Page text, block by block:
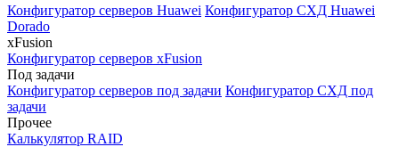
Конфигуратор серверов Huawei Конфигуратор СХД Huawei
Dorado
xFusion
Конфигуратор серверов xFusion
Под задачи
Конфигуратор серверов под задачи Конфигуратор СХД под
задачи
Прочее
Калькулятор RAID